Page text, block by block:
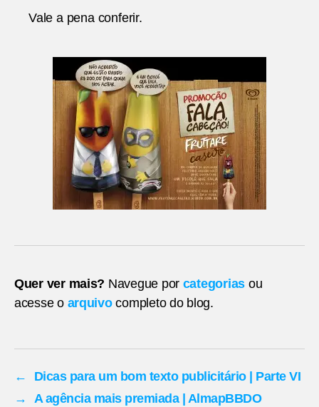
Vale a pena conferir.
Quer ver mais? Navegue por categorias ou
acesse o arquivocompleto do blog.
←
Dicas para um bom texto publicitário | Parte VI
→
A agência mais premiada | AlmapBBDO